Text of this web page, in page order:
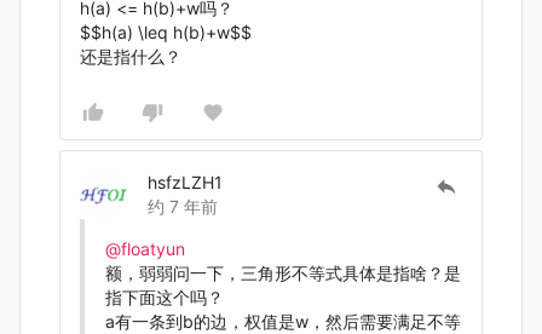
h(a) <= h(b)+w吗？
$$h(a) \leq h(b)+w$$
还是指什么？
hsfzLZH1
约 7 年前
@floatyun
额，弱弱问一下，三角形不等式具体是指啥？是
指下面这个吗？
a有一条到b的边，权值是w，然后需要满足不等